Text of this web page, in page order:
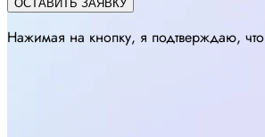
Нажимая на кнопку, я подтверждаю,